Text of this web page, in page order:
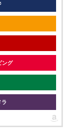
ング
ラ